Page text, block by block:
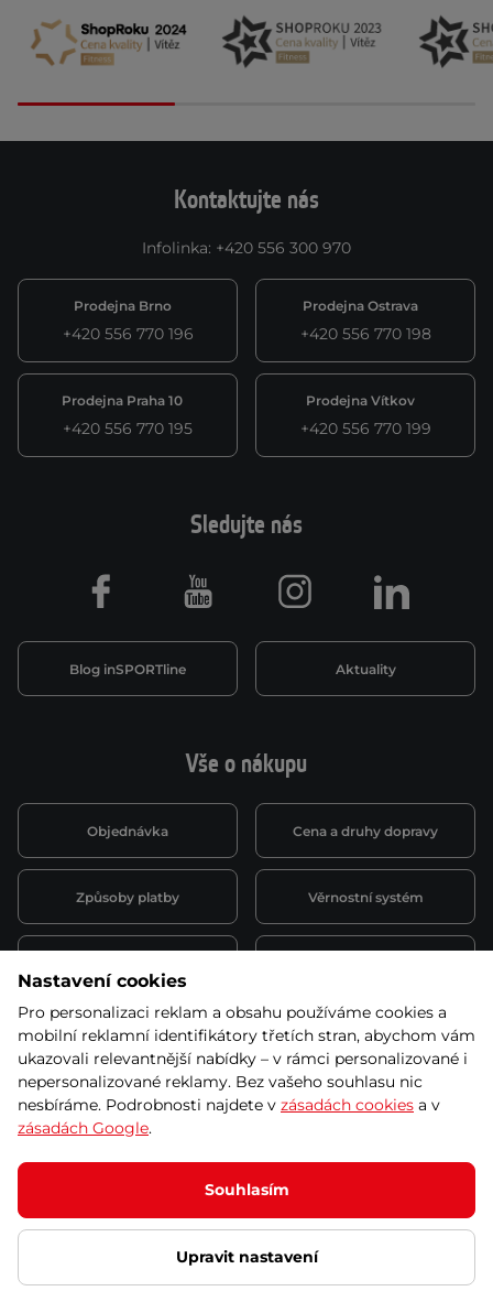
Kontaktujte nás
Infolinka: +420 556 300 970
Prodejna Brno
+420 556 770 196
Prodejna Ostrava
+420 556 770 198
Prodejna Praha 10
+420 556 770 195
Prodejna Vítkov
+420 556 770 199
Vše o nákupu
Objednávka Cena a druhy dopravy
Způsoby platby Věrnostní systém
Půjčovna
obchodní podmínky
Kariéra
Sledujte nás
Blog inSPORTline Aktuality
Facebook Youtube Instagram LinkedIn
© 2026 SEVEN SPORT s.r.o Všechna práva vyhrazena
Podle zákona o evidenci tržeb je prodávající povinen vystavit
kupujícímu účtenku.
Zároveň je povinen zaevidovat přijatou tržbu u správce daně online; v
případě technického výpadku pak nejpozději do 48 hodin.
Ochrana osobních údajů Nastavení cookies Vnitřní oznamovací
systém Prohlášení přístupnosti
Nastavení cookies
Pro personalizaci reklam a obsahu používáme cookies a
mobilní reklamní identifikátory třetích stran, abychom vám
ukazovali relevantnější nabídky – v rámci personalizované i
nepersonalizované reklamy. Bez vašeho souhlasu nic
nesbíráme. Podrobnosti najdete v zásadách cookies a v
zásadách Google.
Souhlasím
Upravit nastavení